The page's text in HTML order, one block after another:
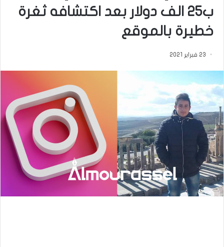
ب25 الف دولار بعد اكتشافه ثغرة
خطيرة بالموقع
23 فبراير 2021